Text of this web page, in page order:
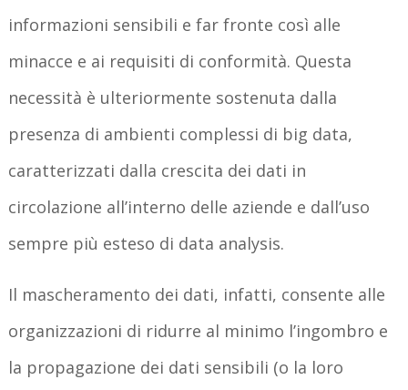
informazioni sensibili e far fronte così alle
minacce e ai requisiti di conformità. Questa
necessità è ulteriormente sostenuta dalla
presenza di ambienti complessi di big data,
caratterizzati dalla crescita dei dati in
circolazione all’interno delle aziende e dall’uso
sempre più esteso di data analysis.
Il mascheramento dei dati, infatti, consente alle
organizzazioni di ridurre al minimo l’ingombro e
la propagazione dei dati sensibili (o la loro